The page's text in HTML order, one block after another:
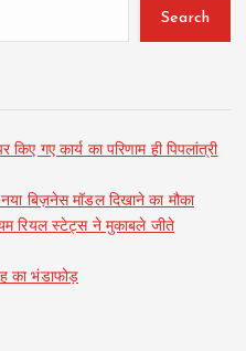
Search
गए कार्य का परिणाम ही पिपलांत्री
बिज़नेस मॉडल दिखाने का मौका
रियल स्टेट्स ने मुकाबले जीते
का भंडाफोड़